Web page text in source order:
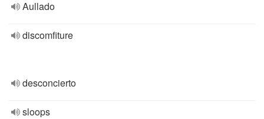
Aullado
discomfiture
desconcierto
sloops